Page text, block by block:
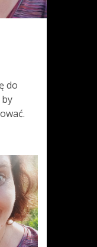
do